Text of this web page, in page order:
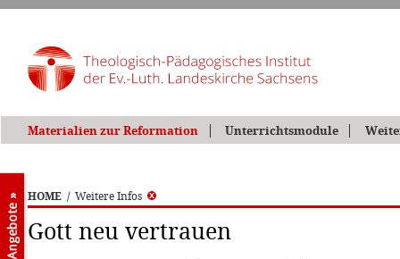
Materialien zur Reformation Unterrichtsmodule
HOME / Weitere Infos
Gott neu vertrauen